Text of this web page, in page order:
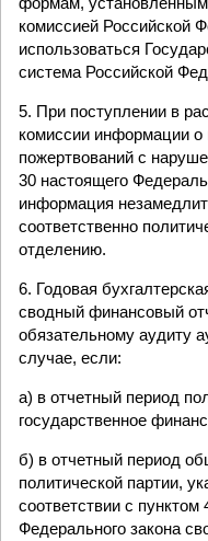
комиссией Российской
использоваться
система Российской
5. При поступлении в
комиссии информации
пожертвований с
30 настоящего
информация
соответственно
отделению.
6. Годовая
сводный финансовый
обязательному аудиту
случае, если:
а) в отчетный период
государственное
б) в отчетный период
политической партии,
соответствии с пунктом
Федерального закона